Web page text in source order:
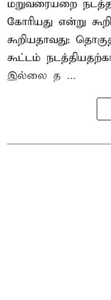
மறுவரையறை
கோரியது என்று
கூறியதாவது:
கூட்டம்
இல்லை த ...